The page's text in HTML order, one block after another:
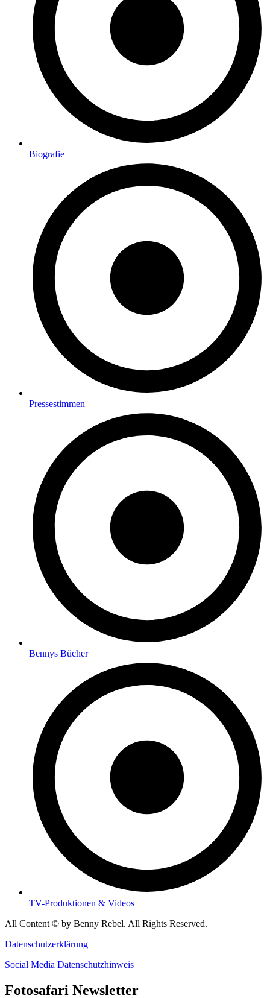
Biografie
Pressestimmen
Bennys Bücher
TV-Produktionen & Videos
All Content © by Benny Rebel. All Rights Reserved.
Datenschutzerklärung
Social Media Datenschutzhinweis
Fotosafari Newsletter